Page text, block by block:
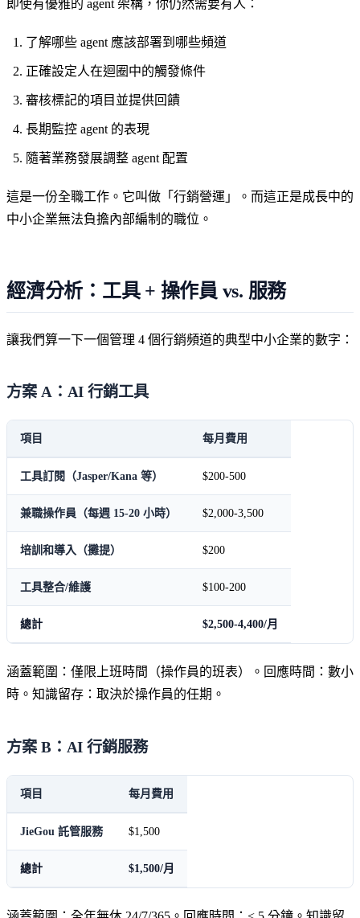
即使有優雅的 agent 架構，你仍然需要有人：
了解哪些 agent 應該部署到哪些頻道
正確設定人在迴圈中的觸發條件
審核標記的項目並提供回饋
長期監控 agent 的表現
隨著業務發展調整 agent 配置
這是一份全職工作。它叫做「行銷營運」。而這正是成長中的
中小企業無法負擔內部編制的職位。
經濟分析：工具 + 操作員 vs. 服務
讓我們算一下一個管理 4 個行銷頻道的典型中小企業的數字：
方案 A：AI 行銷工具
項目 每月費用
工具訂閱（Jasper/Kana 等） $200-500
兼職操作員（每週 15-20 小時） $2,000-3,500
培訓和導入（攤提） $200
工具整合/維護 $100-200
總計 $2,500-4,400/月
涵蓋範圍：僅限上班時間（操作員的班表）。回應時間：數小
時。知識留存：取決於操作員的任期。
方案 B：AI 行銷服務
項目 每月費用
JieGou 託管服務 $1,500
總計 $1,500/月